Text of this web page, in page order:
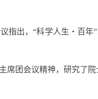
指出，“科学人生・百
席团会议精神，研究了院